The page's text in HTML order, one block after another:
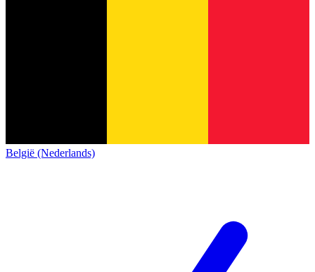
België (Nederlands)